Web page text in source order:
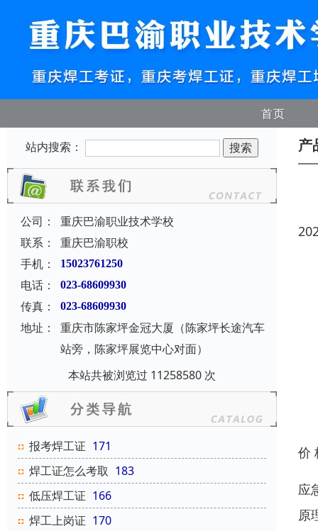
首页
站内搜索：
公司：
重庆巴渝职业技术学校
联系：
重庆巴渝职校
手机：
15023761250
电话： 023-68609930
传真： 023-68609930
地址：
重庆市陈家坪金冠大厦（陈家坪长途汽车
站旁，陈家坪展览中心对面）
本站共被浏览过 11258580 次
报考焊工证 171
焊工证怎么考取 183
低压焊工证 166
焊工上岗证 170
产
价
应
原